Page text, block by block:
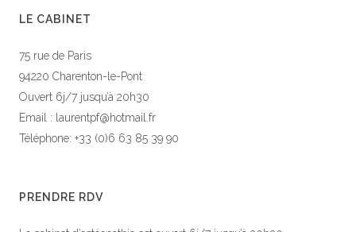
LE CABINET
75 rue de Paris
94220 Charenton-le-Pont
Ouvert 6j/7 jusqu’à 20h30
Email : laurentpf@hotmail.fr
Téléphone: +33 (0)6 63 85 39 90
PRENDRE RDV